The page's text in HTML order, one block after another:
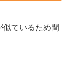
似ているため間